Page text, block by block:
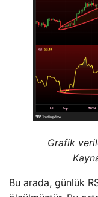
Grafik
Bu arada, günlük